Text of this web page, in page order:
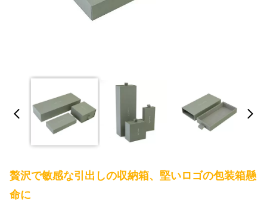
贅沢で敏感な引出しの収納箱、堅いロゴの包装箱懸
命に